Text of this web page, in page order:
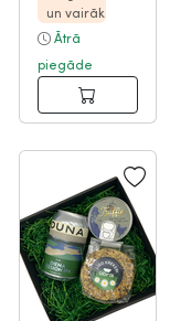
un vairāk
Ātrā
piegāde